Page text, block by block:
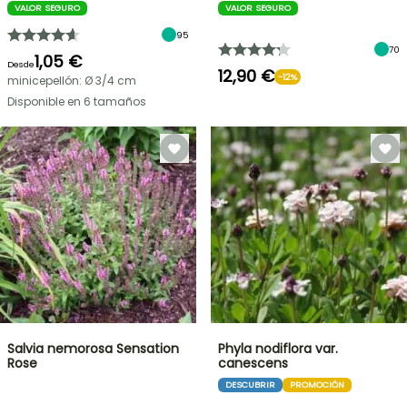
VALOR SEGURO
95
Desde1,05 €
minicepellón: Ø 3/4 cm
Disponible en 6 tamaños
VALOR SEGURO
70
12,90 € -12%
Salvia nemorosa Sensation
Rose
Phyla nodiflora var.
canescens
DESCUBRIR PROMOCIÓN